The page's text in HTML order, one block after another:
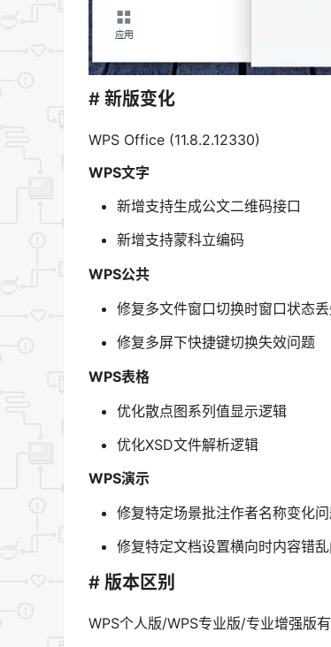
# 新版变化
WPS Office (11.8.2.12330)
WPS文字
新增支持生成公文二维码接口
新增支持蒙科立编码
WPS公共
修复多文件窗口切换时窗口状态
修复多屏下快捷键切换失效问题
WPS表格
优化散点图系列值显示逻辑
优化XSD文件解析逻辑
WPS演示
修复特定场景批注作者名称变化
修复特定文档设置横向时内容错
# 版本区别
WPS个人版/WPS专业版/专业增强版有